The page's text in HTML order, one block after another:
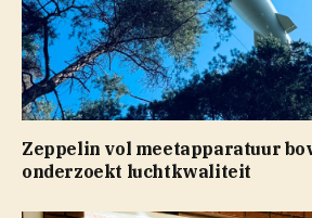
Zeppelin vol meetapparatuur
onderzoekt luchtkwaliteit